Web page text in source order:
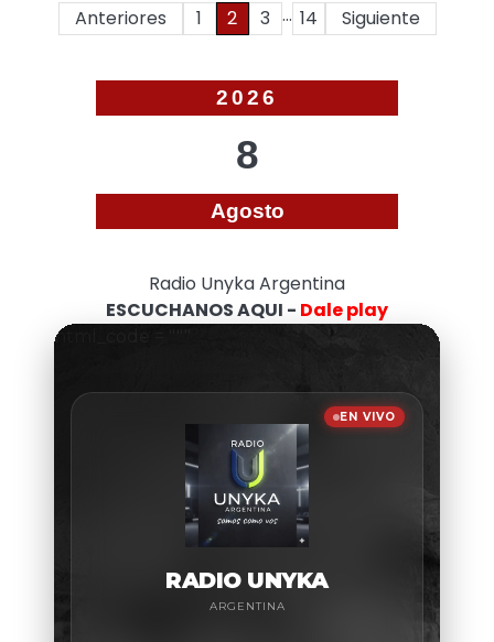
Paginación
Anteriores 1 2 3 … 14 Siguiente
2026
8
Agosto
Radio Unyka Argentina
ESCUCHANOS AQUI - Dale play